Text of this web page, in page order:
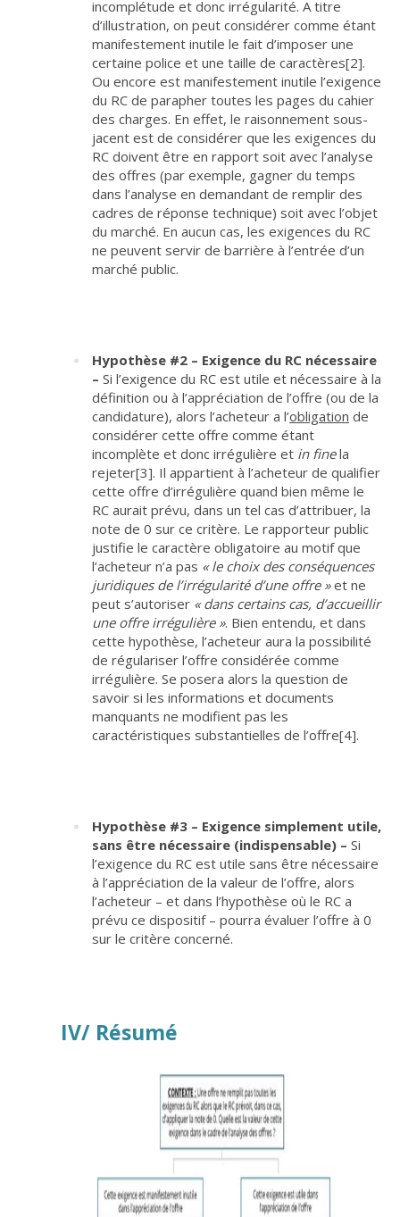
incomplétude et donc irrégularité. A titre
d’illustration, on peut considérer comme étant
manifestement inutile le fait d’imposer une
certaine police et une taille de caractères[2].
Ou encore est manifestement inutile l’exigence
du RC de parapher toutes les pages du cahier
des charges. En effet, le raisonnement sous-
jacent est de considérer que les exigences du
RC doivent être en rapport soit avec l’analyse
des offres (par exemple, gagner du temps
dans l’analyse en demandant de remplir des
cadres de réponse technique) soit avec l’objet
du marché. En aucun cas, les exigences du RC
ne peuvent servir de barrière à l’entrée d’un
marché public.
Hypothèse #2 – Exigence du RC nécessaire
– Si l’exigence du RC est utile et nécessaire à la
définition ou à l’appréciation de l’offre (ou de la
candidature), alors l’acheteur a l’obligation de
considérer cette offre comme étant
incomplète et donc irrégulière et in finela
rejeter[3]. Il appartient à l’acheteur de qualifier
cette offre d’irrégulière quand bien même le
RC aurait prévu, dans un tel cas d’attribuer, la
note de 0 sur ce critère. Le rapporteur public
justifie le caractère obligatoire au motif que
l’acheteur n’a pas « le choix des conséquences
juridiques de l’irrégularité d’une offre »et ne
peut s’autoriser « dans certains cas, d’accueillir
une offre irrégulière ». Bien entendu, et dans
cette hypothèse, l’acheteur aura la possibilité
de régulariser l’offre considérée comme
irrégulière. Se posera alors la question de
savoir si les informations et documents
manquants ne modifient pas les
caractéristiques substantielles de l’offre[4].
Hypothèse #3 – Exigence simplement utile,
sans être nécessaire (indispensable) – Si
l’exigence du RC est utile sans être nécessaire
à l’appréciation de la valeur de l’offre, alors
l’acheteur – et dans l’hypothèse où le RC a
prévu ce dispositif – pourra évaluer l’offre à 0
sur le critère concerné.
IV/ Résumé